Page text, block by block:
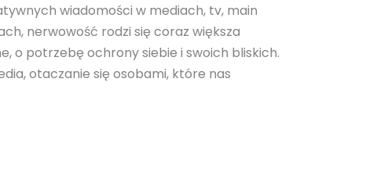
wiadomości w mediach, tv, main
nerwowość rodzi się coraz większa
o potrzebę ochrony siebie i swoich bliskich.
otaczanie się osobami, które nas